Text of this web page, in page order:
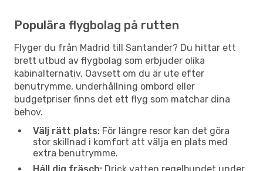
Populära flygbolag på rutten
Flyger du från Madrid till Santander? Du hittar ett
brett utbud av flygbolag som erbjuder olika
kabinalternativ. Oavsett om du är ute efter
benutrymme, underhållning ombord eller
budgetpriser finns det ett flyg som matchar dina
behov.
Välj rätt plats: För längre resor kan det göra
stor skillnad i komfort att välja en plats med
extra benutrymme.